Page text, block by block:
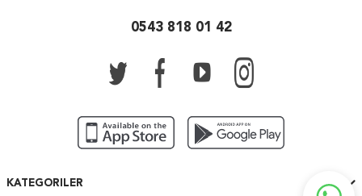
0543 818 01 42
KATEGORILER